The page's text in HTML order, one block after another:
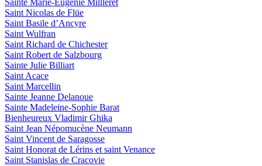
Saint Nicolas de Flüe
Saint Basile d’Ancyre
Saint Wulfran
Saint Richard de Chichester
Saint Robert de Salzbourg
Sainte Julie Billiart
Saint Acace
Saint Marcellin
Sainte Jeanne Delanoue
Sainte Madeleine-Sophie Barat
Bienheureux Vladimir Ghika
Saint Jean Népomucène Neumann
Saint Vincent de Saragosse
Saint Honorat de Lérins et saint Venance
Saint Stanislas de Cracovie